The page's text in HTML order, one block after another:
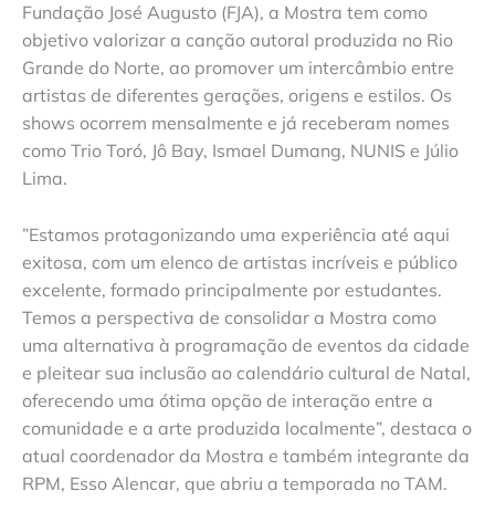
Fundação José Augusto (FJA), a Mostra tem como
objetivo valorizar a canção autoral produzida no Rio
Grande do Norte, ao promover um intercâmbio entre
artistas de diferentes gerações, origens e estilos. Os
shows ocorrem mensalmente e já receberam nomes
como Trio Toró, Jô Bay, Ismael Dumang, NUNIS e Júlio
Lima.
”Estamos protagonizando uma experiência até aqui
exitosa, com um elenco de artistas incríveis e público
excelente, formado principalmente por estudantes.
Temos a perspectiva de consolidar a Mostra como
uma alternativa à programação de eventos da cidade
e pleitear sua inclusão ao calendário cultural de Natal,
oferecendo uma ótima opção de interação entre a
comunidade e a arte produzida localmente”, destaca o
atual coordenador da Mostra e também integrante da
RPM, Esso Alencar, que abriu a temporada no TAM.